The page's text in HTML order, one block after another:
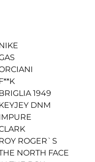
1949
DNM
ROGER`S
NORTH FACE